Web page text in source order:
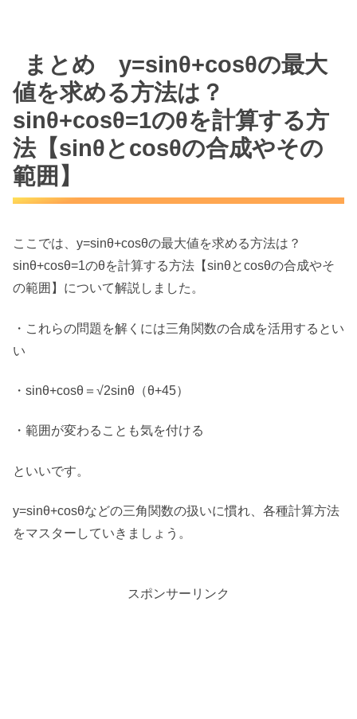
まとめ y=sinθ+cosθの最大
値を求める方法は？
sinθ+cosθ=1のθを計算する方
法【sinθとcosθの合成やその
範囲】
ここでは、y=sinθ+cosθの最大値を求める方法は？
sinθ+cosθ=1のθを計算する方法【sinθとcosθの合成やそ
の範囲】について解説しました。
・これらの問題を解くには三角関数の合成を活用するとい
い
・sinθ+cosθ＝√2sinθ（θ+45）
・範囲が変わることも気を付ける
といいです。
y=sinθ+cosθなどの三角関数の扱いに慣れ、各種計算方法
をマスターしていきましょう。
スポンサーリンク